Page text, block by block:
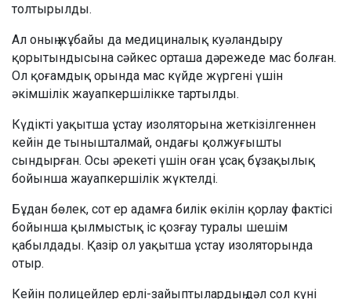
толтырылды.
Ал оның жұбайы да медициналық куәландыру
қорытындысына сәйкес орташа дәрежеде мас болған.
Ол қоғамдық орында мас күйде жүргені үшін
әкімшілік жауапкершілікке тартылды.
Күдікті уақытша ұстау изоляторына жеткізілгеннен
кейін де тынышталмай, ондағы қолжуғышты
сындырған. Осы әрекеті үшін оған ұсақ бұзақылық
бойынша жауапкершілік жүктелді.
Бұдан бөлек, сот ер адамға билік өкілін қорлау фактісі
бойынша қылмыстық іс қозғау туралы шешім
қабылдады. Қазір ол уақытша ұстау изоляторында
отыр.
Кейін полицейлер ерлі-зайыптылардың дәл сол күні